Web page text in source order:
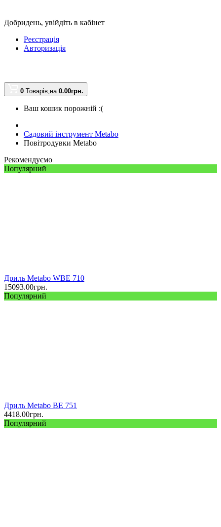
Добридень, увійдіть в кабінет
Реєстрація
Авторизація
0 Товарів,на 0.00грн.
Ваш кошик порожній :(
Садовий інструмент Metabo
Повітродувки Metabo
Рекомендуємо
Популярний
Дриль Metabo WBE 710
15093.00грн.
Популярний
Дриль Metabo BE 751
4418.00грн.
Популярний